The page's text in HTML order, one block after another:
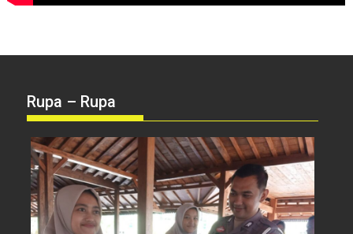
Rupa – Rupa